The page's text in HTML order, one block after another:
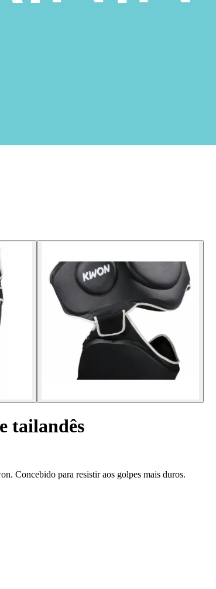
tailandês
Concebido para resistir aos golpes mais duros.